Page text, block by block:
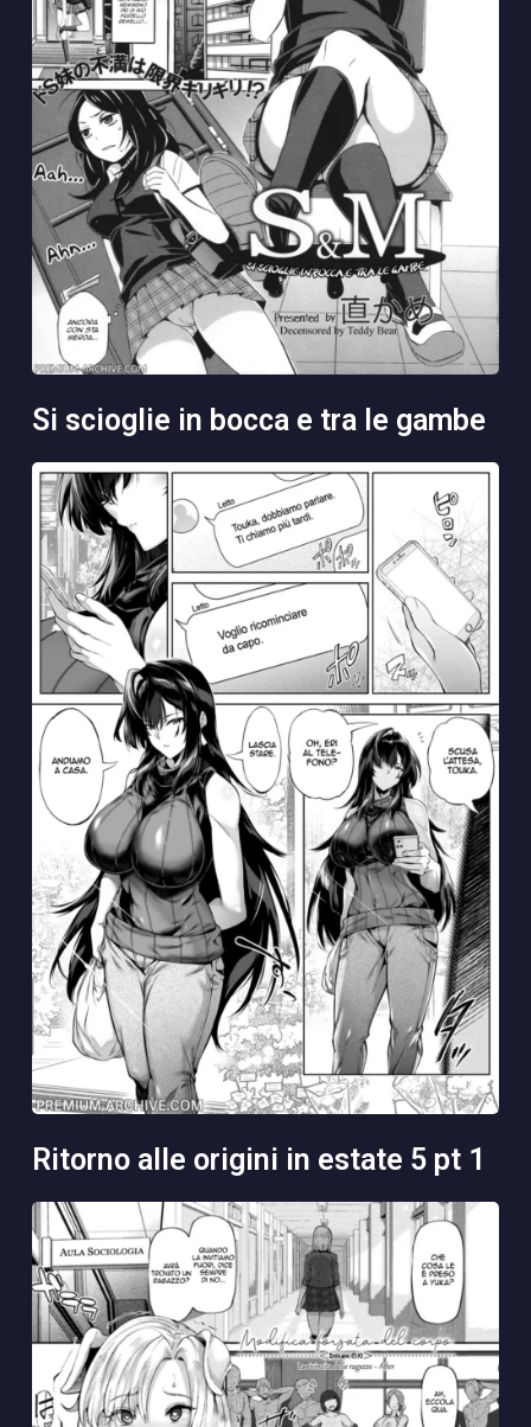
si scioglie in bocca e tra le gambe
ritorno alle origini in estate 5 pt 1